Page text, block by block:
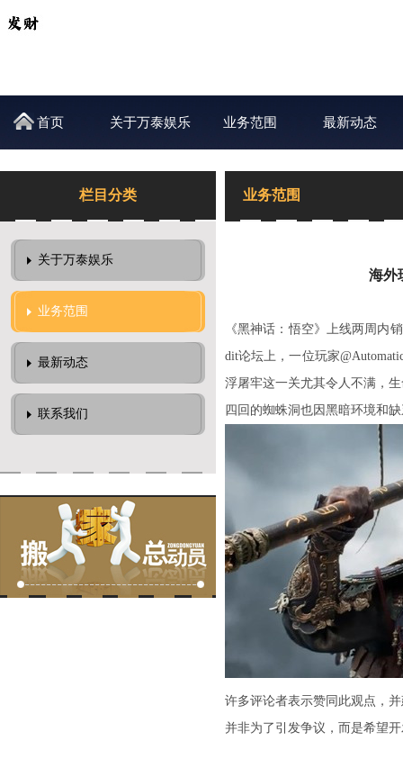
首页 关于万泰娱乐 业务范围 最新动态
栏目分类
关于万泰娱乐
业务范围
最新动态
联系我们
业务范围
海外
《黑神话：悟空》上线两周内
dit论坛上，一位玩家
浮屠牢这一关尤其令人不满，
四回的蜘蛛洞也因黑暗环境和
许多评论者表示赞同此观点，
并非为了引发争议，而是希望